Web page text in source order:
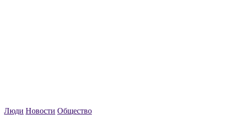
Люди Новости Общество